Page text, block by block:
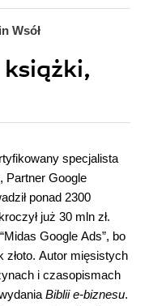
Wsół
książki,
specjalista
Partner Google
ponad 2300
już 30 mln zł.
Google Ads”, bo
złoto. Autor mięsistych
i czasopismach
Biblii e-biznesu.